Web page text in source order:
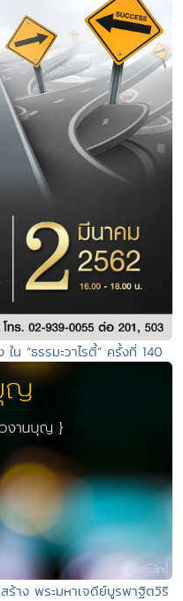
น “ธรรมะวาไรตี้” ครั้งที่ 140
าง พระมหาเจดีย์บูรพาฐิตวิริ